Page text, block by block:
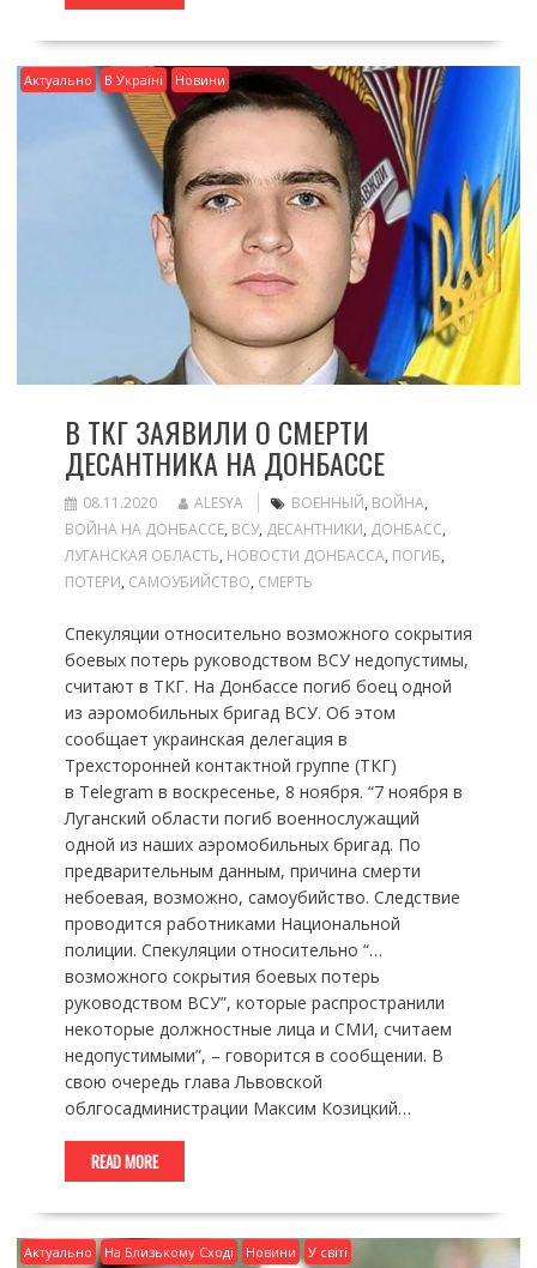
Актуально В Україні Новини
В ТКГ ЗАЯВИЛИ О СМЕРТИ
ДЕСАНТНИКА НА ДОНБАССЕ
08.11.2020 ALESYA ВОЕННЫЙ, ВОЙНА,
ВОЙНА НА ДОНБАССЕ, ВСУ, ДЕСАНТНИКИ, ДОНБАСС,
ЛУГАНСКАЯ ОБЛАСТЬ, НОВОСТИ ДОНБАССА, ПОГИБ,
ПОТЕРИ, САМОУБИЙСТВО, СМЕРТЬ
Спекуляции относительно возможного сокрытия
боевых потерь руководством ВСУ недопустимы,
считают в ТКГ. На Донбассе погиб боец одной
из аэромобильных бригад ВСУ. Об этом
сообщает украинская делегация в
Трехсторонней контактной группе (ТКГ)
в Telegram в воскресенье, 8 ноября. “7 ноября в
Луганский области погиб военнослужащий
одной из наших аэромобильных бригад. По
предварительным данным, причина смерти
небоевая, возможно, самоубийство. Следствие
проводится работниками Национальной
полиции. Спекуляции относительно “…
возможного сокрытия боевых потерь
руководством ВСУ”, которые распространили
некоторые должностные лица и СМИ, считаем
недопустимыми”, – говорится в сообщении. В
свою очередь глава Львовской
облгосадминистрации Максим Козицкий…
READ MORE
Актуально На Близькому Сході Новини У світі